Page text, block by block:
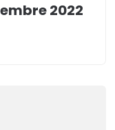
2022